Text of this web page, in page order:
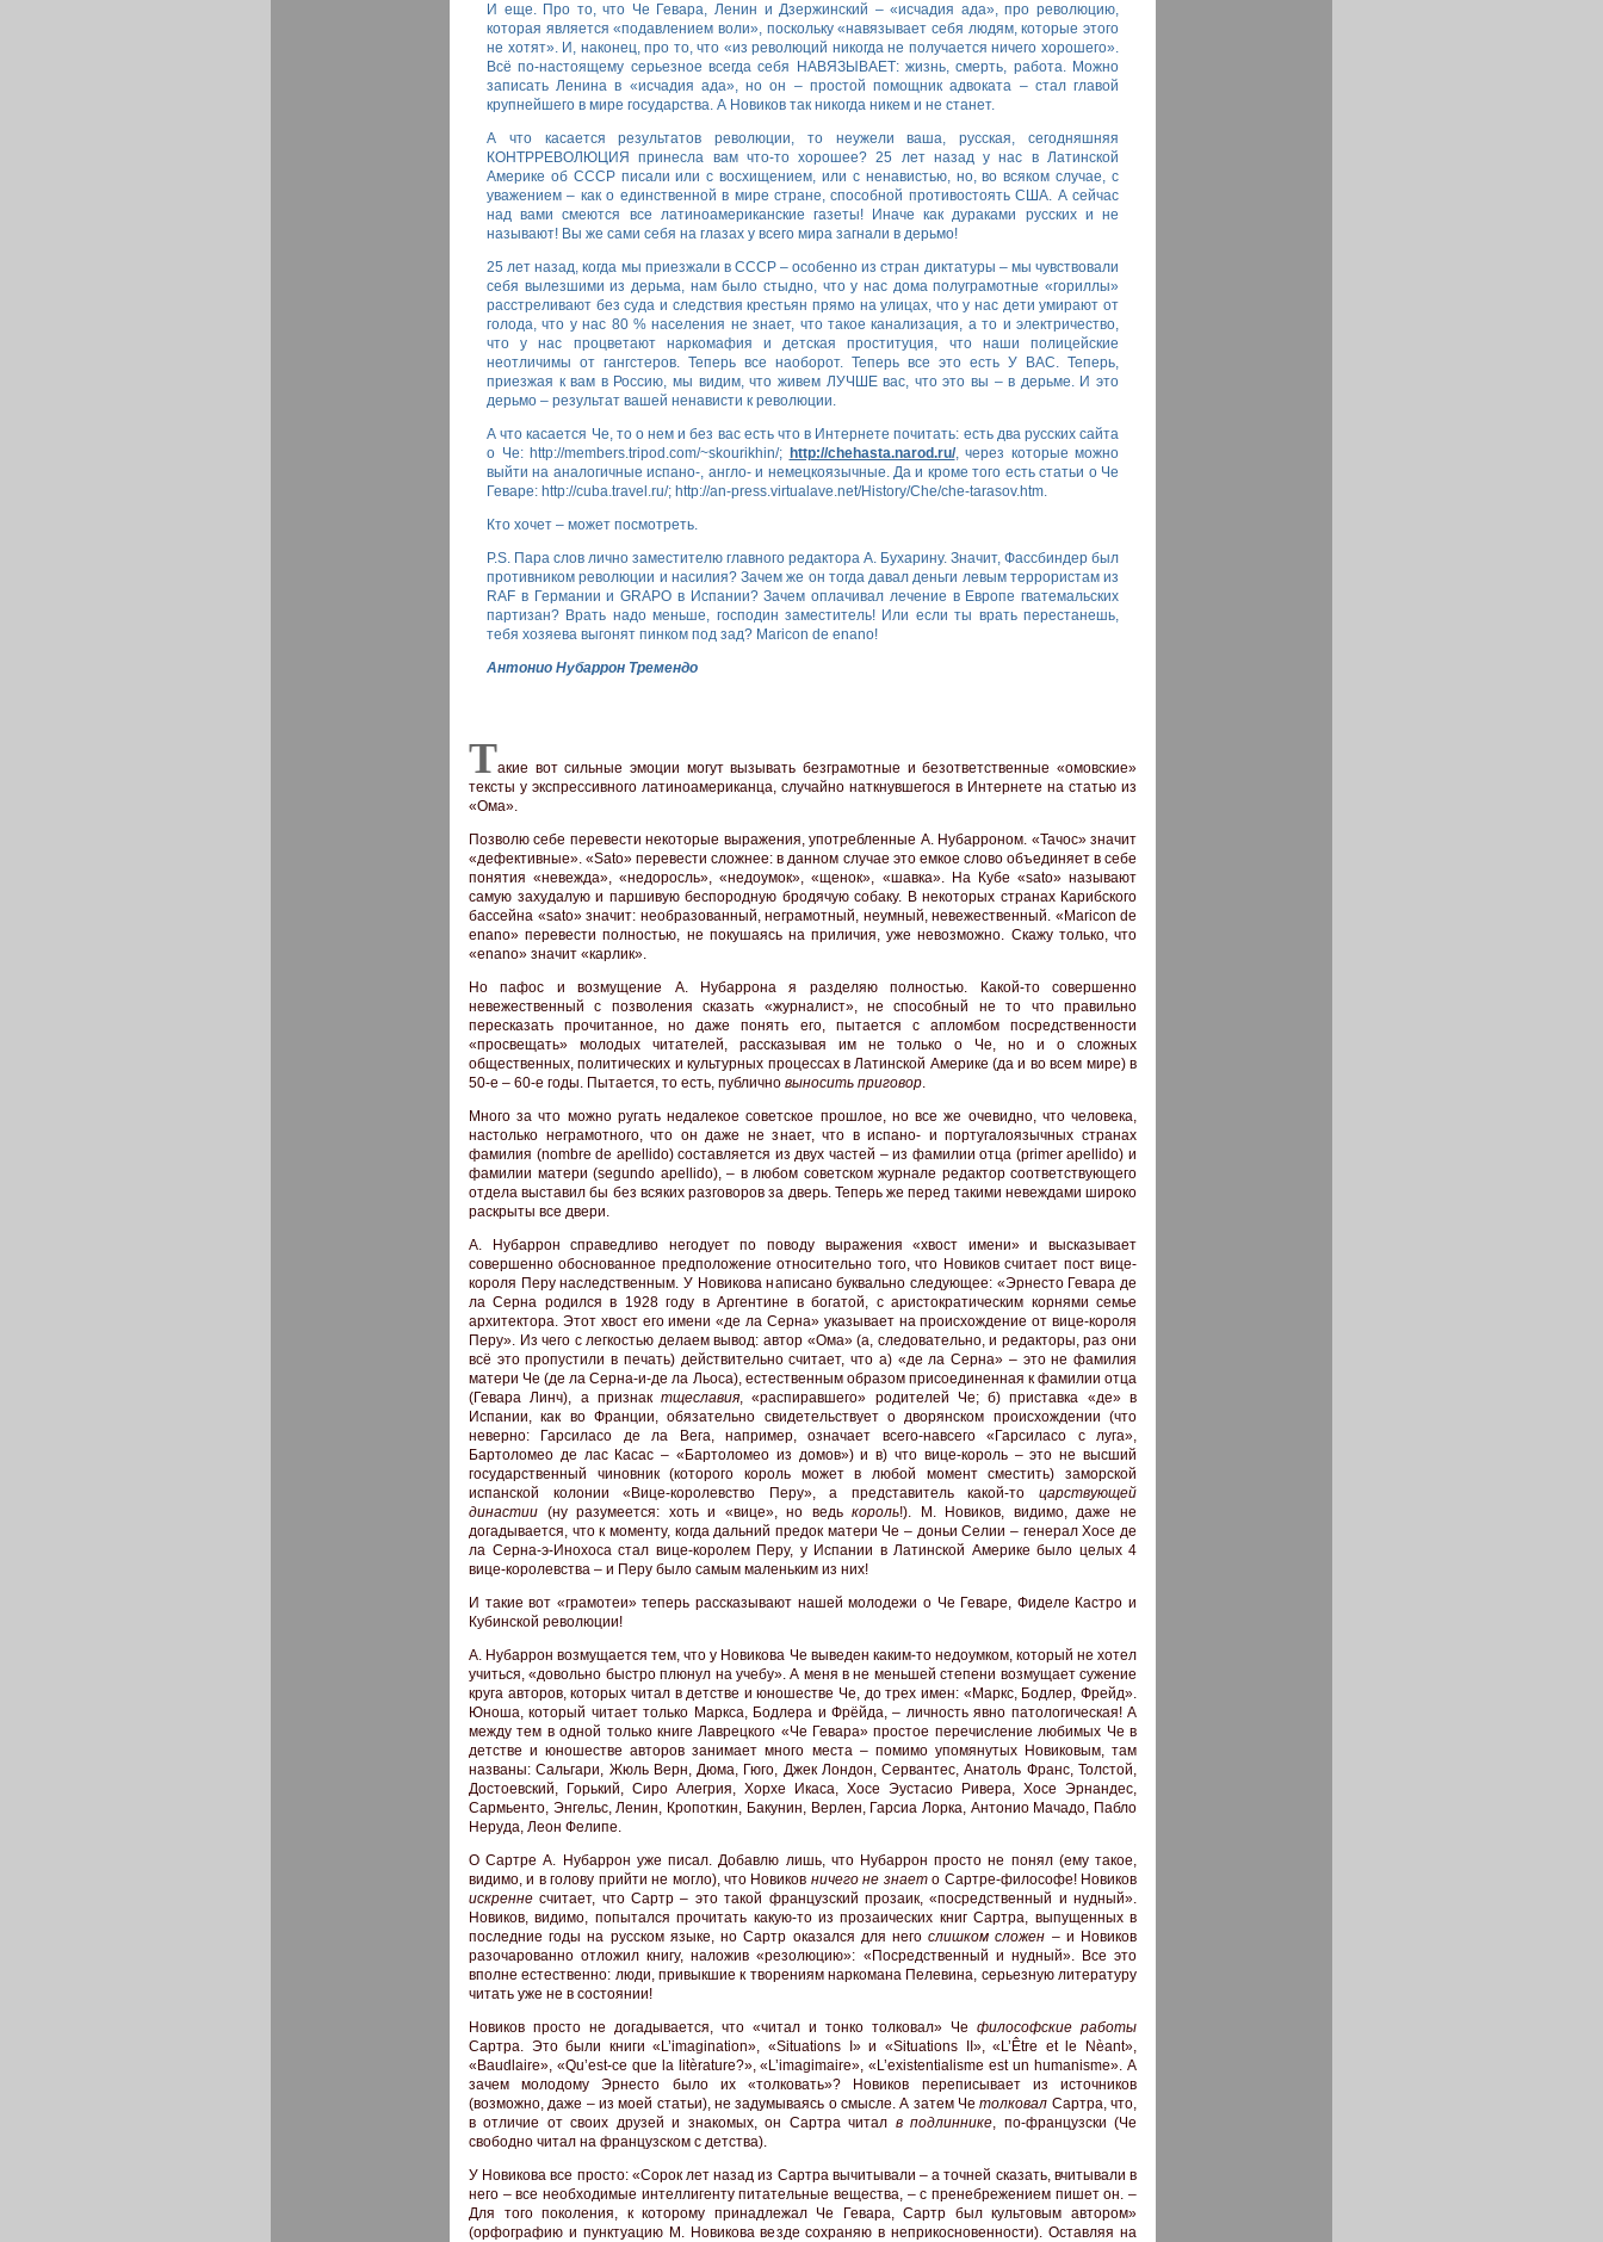
И еще. Про то, что Че Гевара, Ленин и Дзержинский – «исчадия ада», про революцию,
которая является «подавлением воли», поскольку «навязывает себя людям, которые этого
не хотят». И, наконец, про то, что «из революций никогда не получается ничего хорошего».
Всё по-настоящему серьезное всегда себя НАВЯЗЫВАЕТ: жизнь, смерть, работа. Можно
записать Ленина в «исчадия ада», но он – простой помощник адвоката – стал главой
крупнейшего в мире государства. А Новиков так никогда никем и не станет.
А что касается результатов революции, то неужели ваша, русская, сегодняшняя
КОНТРРЕВОЛЮЦИЯ принесла вам что-то хорошее? 25 лет назад у нас в Латинской
Америке об СССР писали или с восхищением, или с ненавистью, но, во всяком случае, с
уважением – как о единственной в мире стране, способной противостоять США. А сейчас
над вами смеются все латиноамериканские газеты! Иначе как дураками русских и не
называют! Вы же сами себя на глазах у всего мира загнали в дерьмо!
25 лет назад, когда мы приезжали в СССР – особенно из стран диктатуры – мы чувствовали
себя вылезшими из дерьма, нам было стыдно, что у нас дома полуграмотные «гориллы»
расстреливают без суда и следствия крестьян прямо на улицах, что у нас дети умирают от
голода, что у нас 80 % населения не знает, что такое канализация, а то и электричество,
что у нас процветают наркомафия и детская проституция, что наши полицейские
неотличимы от гангстеров. Теперь все наоборот. Теперь все это есть У ВАС. Теперь,
приезжая к вам в Россию, мы видим, что живем ЛУЧШЕ вас, что это вы – в дерьме. И это
дерьмо – результат вашей ненависти к революции.
А что касается Че, то о нем и без вас есть что в Интернете почитать: есть два русских сайта
о Че: http://members.tripod.com/~skourikhin/; http://chehasta.narod.ru/, через которые можно
выйти на аналогичные испано-, англо- и немецкоязычные. Да и кроме того есть статьи о Че
Геваре: http://cuba.travel.ru/; http://an-press.virtualave.net/History/Che/che-tarasov.htm.
Кто хочет – может посмотреть.
P.S. Пара слов лично заместителю главного редактора А. Бухарину. Значит, Фассбиндер был
противником революции и насилия? Зачем же он тогда давал деньги левым террористам из
RAF в Германии и GRAPO в Испании? Зачем оплачивал лечение в Европе гватемальских
партизан? Врать надо меньше, господин заместитель! Или если ты врать перестанешь,
тебя хозяева выгонят пинком под зад? Maricon de enano!
Антонио Нубаррон Тремендо
Такие вот сильные эмоции могут вызывать безграмотные и безответственные «омовские»
тексты у экспрессивного латиноамериканца, случайно наткнувшегося в Интернете на статью из
«Ома».
Позволю себе перевести некоторые выражения, употребленные А. Нубарроном. «Тачос» значит
«дефективные». «Sato» перевести сложнее: в данном случае это емкое слово объединяет в себе
понятия «невежда», «недоросль», «недоумок», «щенок», «шавка». На Кубе «sato» называют
самую захудалую и паршивую беспородную бродячую собаку. В некоторых странах Карибского
бассейна «sato» значит: необразованный, неграмотный, неумный, невежественный. «Maricon de
enano» перевести полностью, не покушаясь на приличия, уже невозможно. Скажу только, что
«enano» значит «карлик».
Но пафос и возмущение А. Нубаррона я разделяю полностью. Какой-то совершенно
невежественный с позволения сказать «журналист», не способный не то что правильно
пересказать прочитанное, но даже понять его, пытается с апломбом посредственности
«просвещать» молодых читателей, рассказывая им не только о Че, но и о сложных
общественных, политических и культурных процессах в Латинской Америке (да и во всем мире) в
50-е – 60-е годы. Пытается, то есть, публично выносить приговор.
Много за что можно ругать недалекое советское прошлое, но все же очевидно, что человека,
настолько неграмотного, что он даже не знает, что в испано- и португалоязычных странах
фамилия (nombre de apellido) составляется из двух частей – из фамилии отца (primer apellido) и
фамилии матери (segundo apellido), – в любом советском журнале редактор соответствующего
отдела выставил бы без всяких разговоров за дверь. Теперь же перед такими невеждами широко
раскрыты все двери.
А. Нубаррон справедливо негодует по поводу выражения «хвост имени» и высказывает
совершенно обоснованное предположение относительно того, что Новиков считает пост вице-
короля Перу наследственным. У Новикова написано буквально следующее: «Эрнесто Гевара де
ла Серна родился в 1928 году в Аргентине в богатой, с аристократическим корнями семье
архитектора. Этот хвост его имени «де ла Серна» указывает на происхождение от вице-короля
Перу». Из чего с легкостью делаем вывод: автор «Ома» (а, следовательно, и редакторы, раз они
всё это пропустили в печать) действительно считает, что а) «де ла Серна» – это не фамилия
матери Че (де ла Серна-и-де ла Льоса), естественным образом присоединенная к фамилии отца
(Гевара Линч), а признактщеславия, «распиравшего» родителей Че; б) приставка «де» в
Испании, как во Франции, обязательно свидетельствует о дворянском происхождении (что
неверно: Гарсиласо де ла Вега, например, означает всего-навсего «Гарсиласо с луга»,
Бартоломео де лас Касас – «Бартоломео из домов») и в) что вице-король – это не высший
государственный чиновник (которого король может в любой момент сместить) заморской
испанской колонии «Вице-королевство Перу», а представитель какой-то царствующей
династии (ну разумеется: хоть и «вице», но ведькороль!). М. Новиков, видимо, даже не
догадывается, что к моменту, когда дальний предок матери Че – доньи Селии – генерал Хосе де
ла Серна-э-Инохоса стал вице-королем Перу, у Испании в Латинской Америке было целых 4
вице-королевства – и Перу было самым маленьким из них!
И такие вот «грамотеи» теперь рассказывают нашей молодежи о Че Геваре, Фиделе Кастро и
Кубинской революции!
А. Нубаррон возмущается тем, что у Новикова Че выведен каким-то недоумком, который не хотел
учиться, «довольно быстро плюнул на учебу». А меня в не меньшей степени возмущает сужение
круга авторов, которых читал в детстве и юношестве Че, до трех имен: «Маркс, Бодлер, Фрейд».
Юноша, который читает только Маркса, Бодлера и Фрёйда, – личность явно патологическая! А
между тем в одной только книге Лаврецкого «Че Гевара» простое перечисление любимых Че в
детстве и юношестве авторов занимает много места – помимо упомянутых Новиковым, там
названы: Сальгари, Жюль Верн, Дюма, Гюго, Джек Лондон, Сервантес, Анатоль Франс, Толстой,
Достоевский, Горький, Сиро Алегрия, Хорхе Икаса, Хосе Эустасио Ривера, Хосе Эрнандес,
Сармьенто, Энгельс, Ленин, Кропоткин, Бакунин, Верлен, Гарсиа Лорка, Антонио Мачадо, Пабло
Неруда, Леон Фелипе.
О Сартре А. Нубаррон уже писал. Добавлю лишь, что Нубаррон просто не понял (ему такое,
видимо, и в голову прийти не могло), что Новиков ничего не знаето Сартре-философе! Новиков
искренне считает, что Сартр – это такой французский прозаик, «посредственный и нудный».
Новиков, видимо, попытался прочитать какую-то из прозаических книг Сартра, выпущенных в
последние годы на русском языке, но Сартр оказался для негослишком сложен – и Новиков
разочарованно отложил книгу, наложив «резолюцию»: «Посредственный и нудный». Все это
вполне естественно: люди, привыкшие к творениям наркомана Пелевина, серьезную литературу
читать уже не в состоянии!
Новиков просто не догадывается, что «читал и тонко толковал» Че философские работы
Сартра. Это были книги «L’imagination», «Situations I» и «Situations II», «L’Être et le Nèant»,
«Baudlaire», «Qu’est-ce que la litèrature?», «L’imagimaire», «L’existentialisme est un humanisme». А
зачем молодому Эрнесто было их «толковать»? Новиков переписывает из источников
(возможно, даже – из моей статьи), не задумываясь о смысле. А затем Четолковал Сартра, что,
в отличие от своих друзей и знакомых, он Сартра читал в подлиннике, по-французски (Че
свободно читал на французском с детства).
У Новикова все просто: «Сорок лет назад из Сартра вычитывали – а точней сказать, вчитывали в
него – все необходимые интеллигенту питательные вещества, – с пренебрежением пишет он. –
Для того поколения, к которому принадлежал Че Гевара, Сартр был культовым автором»
(орфографию и пунктуацию М. Новикова везде сохраняю в неприкосновенности). Оставляя на